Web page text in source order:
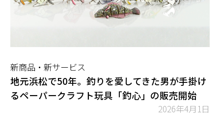
新商品・新サービス
地元浜松で50年。釣りを愛してきた男が手掛け
るペーパークラフト玩具「釣心」の販売開始
2026年4月1日